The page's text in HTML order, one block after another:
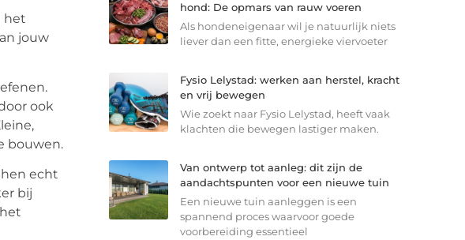
het
jouw
ook
bouwen.
echt
bij
hond: De opmars van rauw voeren
Als hondeneigenaar wil je natuurlijk niets
liever dan een fitte, energieke viervoeter
Fysio Lelystad: werken aan herstel, kracht
en vrij bewegen
Wie zoekt naar Fysio Lelystad, heeft vaak
klachten die bewegen lastiger maken.
Van ontwerp tot aanleg: dit zijn de
aandachtspunten voor een nieuwe tuin
Een nieuwe tuin aanleggen is een
spannend proces waarvoor goede
voorbereiding essentieel